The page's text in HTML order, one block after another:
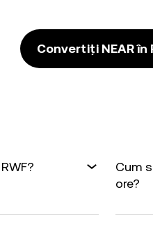
Convertiți NEAR în
Cum
ore?